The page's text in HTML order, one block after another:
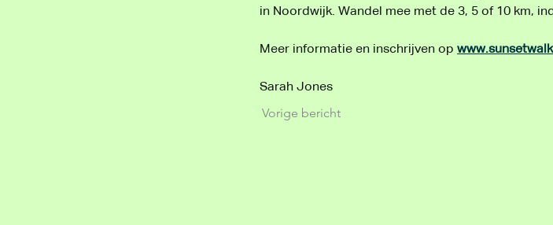
in Noordwijk. Wandel mee met de 3, 5 of 10 km,
Meer informatie en inschrijven op
Sarah Jones
Vorige bericht